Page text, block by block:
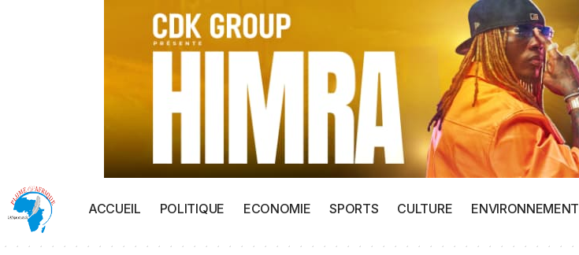
ACCUEIL POLITIQUE ECONOMIE SPORTS CULTURE ENVIRONNEMENT